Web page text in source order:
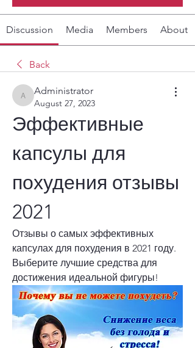
Discussion Media Members About
Back
Administrator
Administrator
August 27, 2023
Эффективные
капсулы для
похудения отзывы
2021
Отзывы о самых эффективных
капсулах для похудения в 2021 году.
Выберите лучшие средства для
достижения идеальной фигуры!